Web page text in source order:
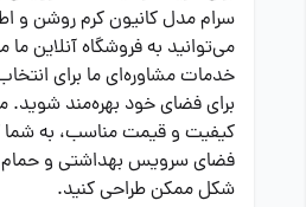
سرام مدل کانیون کرم روشن و
می‌توانید به فروشگاه آنلاین ما
خدمات مشاوره‌ای ما برای
برای فضای خود بهره‌مند شوید.
کیفیت و قیمت مناسب، به شما
فضای سرویس بهداشتی و حمام
شکل ممکن طراحی کنید.